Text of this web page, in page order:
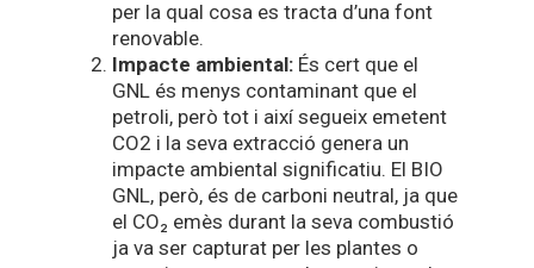
per la qual cosa es tracta d’una font
renovable.
Impacte ambiental: És cert que el
GNL és menys contaminant que el
petroli, però tot i així segueix emetent
CO2 i la seva extracció genera un
impacte ambiental significatiu. El BIO
GNL, però, és de carboni neutral, ja que
el CO₂ emès durant la seva combustió
ja va ser capturat per les plantes o